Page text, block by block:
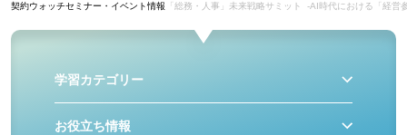
契約ウォッチセミナー・イベント情報 「総務・人事」未来戦略サミット -AI時代における「経営
学習カテゴリー
お役立ち情報